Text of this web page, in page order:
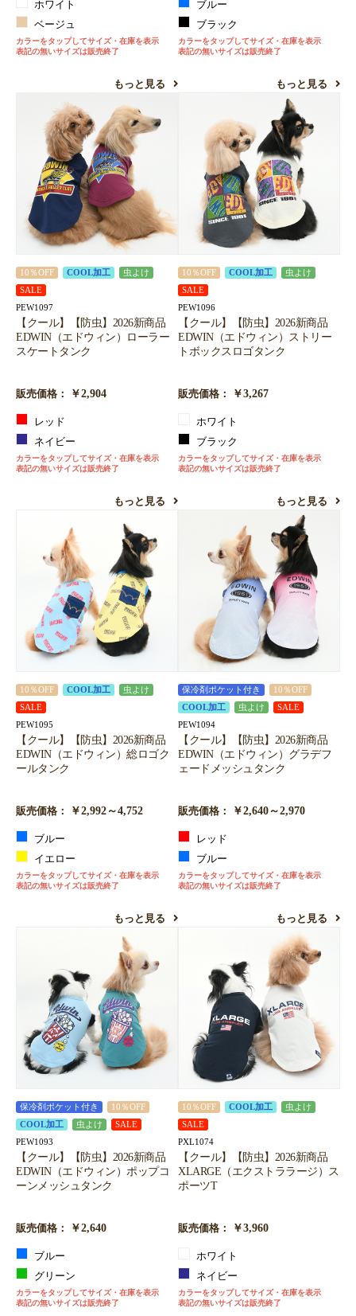
ホワイト
ベージュ
カラーをタップしてサイズ・在庫を表示
表記の無いサイズは販売終了
もっと見る
ブルー
ブラック
カラーをタップしてサイズ・在庫を表示
表記の無いサイズは販売終了
もっと見る
10％OFF COOL加工
虫よけ
SALE
PEW1097
【クール】【防虫】2026新商品
EDWIN（エドウィン）ローラー
スケートタンク
販売価格： ￥2,904
レッド
ネイビー
カラーをタップしてサイズ・在庫を表示
表記の無いサイズは販売終了
もっと見る
10％OFF COOL加工
虫よけ
SALE
PEW1096
【クール】【防虫】2026新商品
EDWIN（エドウィン）ストリー
トボックスロゴタンク
販売価格： ￥3,267
ホワイト
ブラック
カラーをタップしてサイズ・在庫を表示
表記の無いサイズは販売終了
もっと見る
10％OFF COOL加工
虫よけ
SALE
PEW1095
【クール】【防虫】2026新商品
EDWIN（エドウィン）総ロゴク
ールタンク
販売価格： ￥2,992～4,752
ブルー
イエロー
カラーをタップしてサイズ・在庫を表示
表記の無いサイズは販売終了
もっと見る
保冷剤ポケット付き
10％OFF
COOL加工
虫よけ SALE
PEW1094
【クール】【防虫】2026新商品
EDWIN（エドウィン）グラデフ
ェードメッシュタンク
販売価格： ￥2,640～2,970
レッド
ブルー
カラーをタップしてサイズ・在庫を表示
表記の無いサイズは販売終了
もっと見る
保冷剤ポケット付き
10％OFF
COOL加工
虫よけ SALE
PEW1093
【クール】【防虫】2026新商品
EDWIN（エドウィン）ポップコ
ーンメッシュタンク
販売価格： ￥2,640
ブルー
グリーン
カラーをタップしてサイズ・在庫を表示
表記の無いサイズは販売終了
10％OFF COOL加工
虫よけ
SALE
PXL1074
【クール】【防虫】2026新商品
XLARGE（エクストララージ）ス
ポーツT
販売価格： ￥3,960
ホワイト
ネイビー
カラーをタップしてサイズ・在庫を表示
表記の無いサイズは販売終了